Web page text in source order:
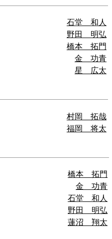
石堂 和人
野田 明弘
橋本 拓門
金 功青
星 広太
村岡 拓哉
福岡 将太
橋本 拓門
金 功青
石堂 和人
野田 明弘
蓮沼 翔太